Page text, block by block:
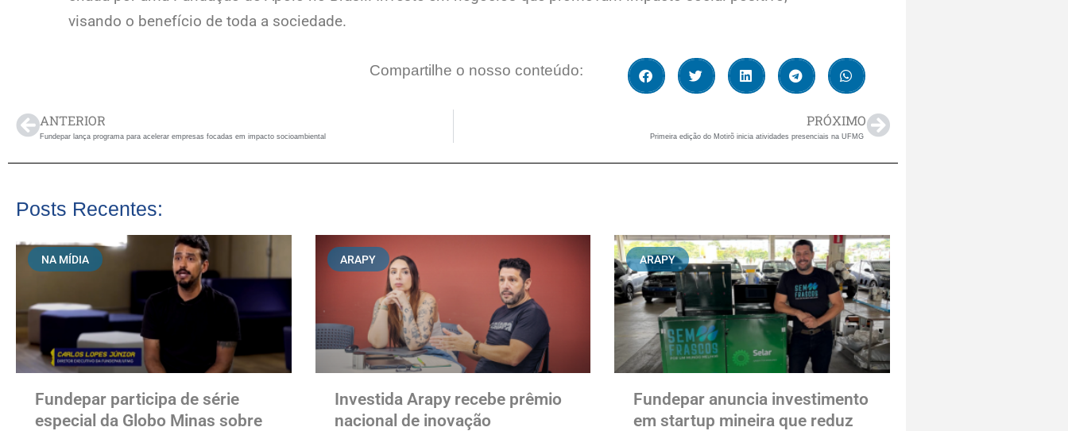
visando o benefício de toda a sociedade.
Compartilhe o nosso conteúdo:
ANTERIOR
Fundepar lança programa para acelerar empresas focadas em impacto socioambiental
PRÓXIMO
Primeira edição do Motirõ inicia atividades presenciais na UFMG
Posts Recentes:
NA MÍDIA
Fundepar participa de série
especial da Globo Minas sobre
ARAPY
Investida Arapy recebe prêmio
nacional de inovação
ARAPY
Fundepar anuncia investimento
em startup mineira que reduz